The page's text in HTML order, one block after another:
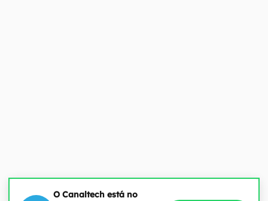
O Canaltech está no